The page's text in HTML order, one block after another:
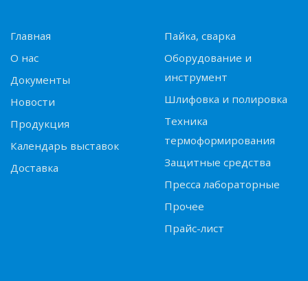
Главная
О нас
Документы
Новости
Продукция
Календарь выставок
Доставка
Пайка, сварка
Оборудование и
инструмент
Шлифовка и полировка
Техника
термоформирования
Защитные средства
Пресса лабораторные
Прочее
Прайс-лист